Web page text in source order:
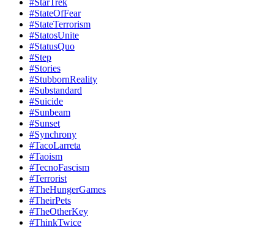
#StarTrek
#StateOfFear
#StateTerrorism
#StatosUnite
#StatusQuo
#Step
#Stories
#StubbornReality
#Substandard
#Suicide
#Sunbeam
#Sunset
#Synchrony
#TacoLarreta
#Taoism
#TecnoFascism
#Terrorist
#TheHungerGames
#TheirPets
#TheOtherKey
#ThinkTwice